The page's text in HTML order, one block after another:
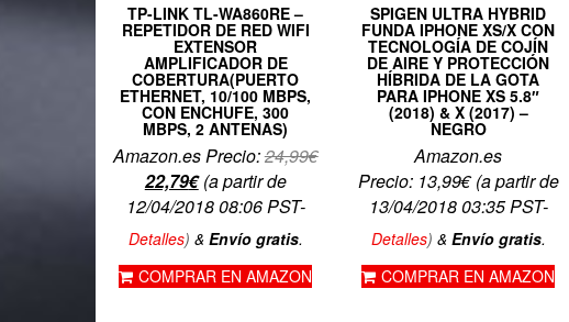
TP-LINK TL-WA860RE –
REPETIDOR DE RED WIFI
EXTENSOR
AMPLIFICADOR DE
COBERTURA(PUERTO
ETHERNET, 10/100 MBPS,
CON ENCHUFE, 300
MBPS, 2 ANTENAS)
Amazon.es Precio:24,99€
El
precio
original
24,99€.
22,79€El
precio
actual
22,79€.
(a partir de
12/04/2018 08:06 PST-
Detalles) & Envío gratis.
COMPRAR EN AMAZON
SPIGEN ULTRA HYBRID
FUNDA IPHONE XS/X CON
TECNOLOGÍA DE COJÍN
DE AIRE Y PROTECCIÓN
HÍBRIDA DE LA GOTA
PARA IPHONE XS 5.8″
(2018) & X (2017) –
NEGRO
Amazon.es
Precio: 13,99€(a partir de
13/04/2018 03:35 PST-
Detalles) & Envío gratis.
COMPRAR EN AMAZON